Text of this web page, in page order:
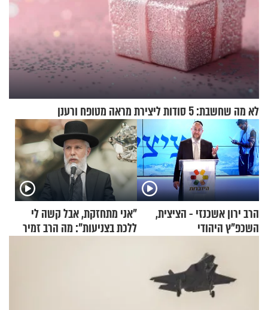
לא מה שחשבת: 5 סודות ליצירת מראה מטופח ורענן
הרב ירון אשכנזי - הציצית,
השכפ"ץ היהודי
"אני מתחזקת, אבל קשה לי
ללכת בצניעות": מה הרב זמיר